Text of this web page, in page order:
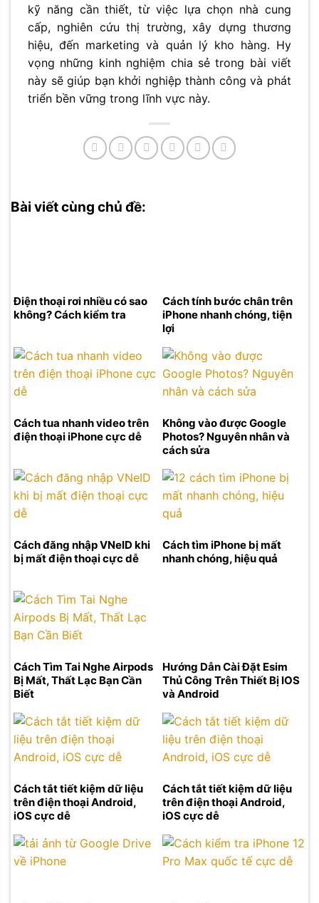
kỹ năng cần thiết, từ việc lựa chọn nhà cung
cấp, nghiên cứu thị trường, xây dựng thương
hiệu, đến marketing và quản lý kho hàng. Hy
vọng những kinh nghiệm chia sẻ trong bài viết
này sẽ giúp bạn khởi nghiệp thành công và phát
triển bền vững trong lĩnh vực này.
Bài viết cùng chủ đề:
Điện thoại rơi nhiều có sao
không? Cách kiểm tra
Cách tính bước chân trên
iPhone nhanh chóng, tiện
lợi
Cách tua nhanh video trên
điện thoại iPhone cực dễ
Không vào được Google
Photos? Nguyên nhân và
cách sửa
Cách đăng nhập VNeID khi
bị mất điện thoại cực dễ
Cách tìm iPhone bị mất
nhanh chóng, hiệu quả
Cách Tìm Tai Nghe Airpods
Bị Mất, Thất Lạc Bạn Cần
Biết
Hướng Dẫn Cài Đặt Esim
Thủ Công Trên Thiết Bị IOS
và Android
Cách tắt tiết kiệm dữ liệu
trên điện thoại Android,
iOS cực dễ
Cách tắt tiết kiệm dữ liệu
trên điện thoại Android,
iOS cực dễ